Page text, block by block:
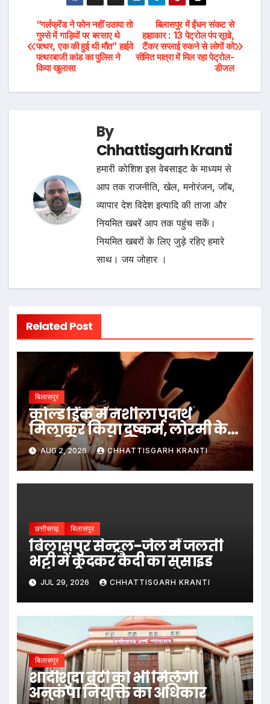
Post
navigation
बिलासपुर में ईंधन संकट से
हाहाकार : 13 पेट्रोल पंप सूखे,
टैंकर सप्लाई रुकने से लोगों को
सीमित मात्रा में मिल रहा पेट्रोल-
डीजल
“गर्लफ्रेंड ने फोन नहीं उठाया तो
गुस्से में गाड़ियों पर बरसाए थे
पत्थर, एक की हुई थी मौत” हाईवे
पत्थरबाजी कांड का पुलिस ने
किया खुलासा
By
Chhattisgarh Kranti
हमारी कोशिश इस वेबसाइट के माध्यम से
आप तक राजनीति, खेल, मनोरंजन, जॉब,
व्यापार देश विदेश इत्यादि की ताजा और
नियमित खबरें आप तक पहुंच सकें।
नियमित खबरों के लिए जुड़े रहिए हमारे
साथ। जय जोहार ।
Related Post
बिलासपुर
कोल्ड ड्रिंक में नशीला पदार्थ
मिलाकर किया दुष्कर्म, लोरमी के
नामी बिल्डर के खिलाफ मामला
दर्जAUG 2, 2026 CHHATTISGARH KRANTI
छत्तीसगढ़ बिलासपुर
बिलासपुर सेन्ट्रल-जेल में जलती
भट्टी में कूदकर कैदी का सुसाइड
JUL 29, 2026 CHHATTISGARH KRANTI
बिलासपुर
शादीशुदा बेटी को भी मिलेगी
अनुकंपा नियुक्ति का अधिकार